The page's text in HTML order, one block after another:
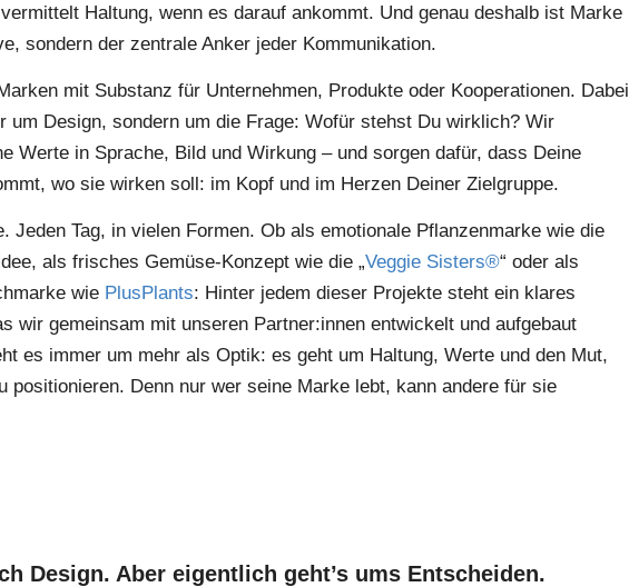
Haltung, wenn es darauf ankommt. Und genau deshalb ist Marke
sondern der zentrale Anker jeder Kommunikation.
mit Substanz für Unternehmen, Produkte oder Kooperationen. Dabei
um Design, sondern um die Frage: Wofür stehst Du wirklich? Wir
Werte in Sprache, Bild und Wirkung – und sorgen dafür, dass Deine
wo sie wirken soll: im Kopf und im Herzen Deiner Zielgruppe.
Jeden Tag, in vielen Formen. Ob als emotionale Pflanzenmarke wie die
als frisches Gemüse-Konzept wie die „Veggie Sisters®“ oder als
wie PlusPlants: Hinter jedem dieser Projekte steht ein klares
wir gemeinsam mit unseren Partner:innen entwickelt und aufgebaut
es immer um mehr als Optik: es geht um Haltung, Werte und den Mut,
positionieren. Denn nur wer seine Marke lebt, kann andere für sie
Design. Aber eigentlich geht’s ums Entscheiden.